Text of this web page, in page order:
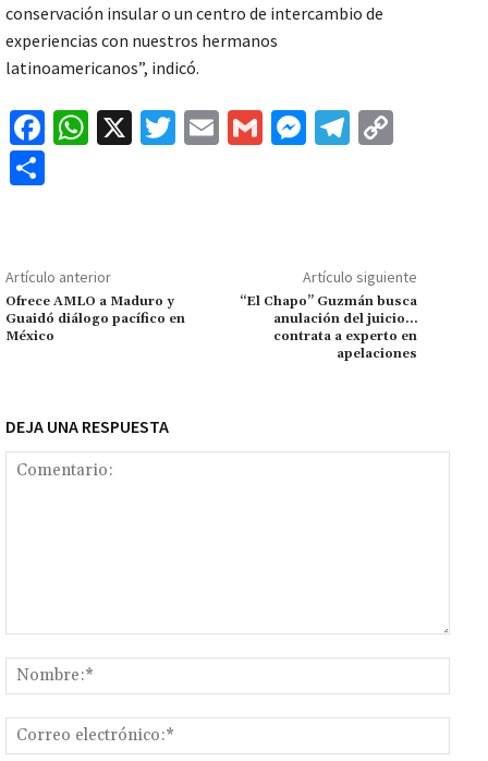
conservación insular o un centro de intercambio de
experiencias con nuestros hermanos
latinoamericanos”, indicó.
Fa
o
k
W
p
p
X
T
E
G
M
ge
r
Te
m Li
n
k
p
ar
tir
Artículo anterior
Ofrece AMLO a Maduro y
Guaidó diálogo pacífico en
México
Artículo siguiente
“El Chapo” Guzmán busca
anulación del juicio…
contrata a experto en
apelaciones
DEJA UNA RESPUESTA